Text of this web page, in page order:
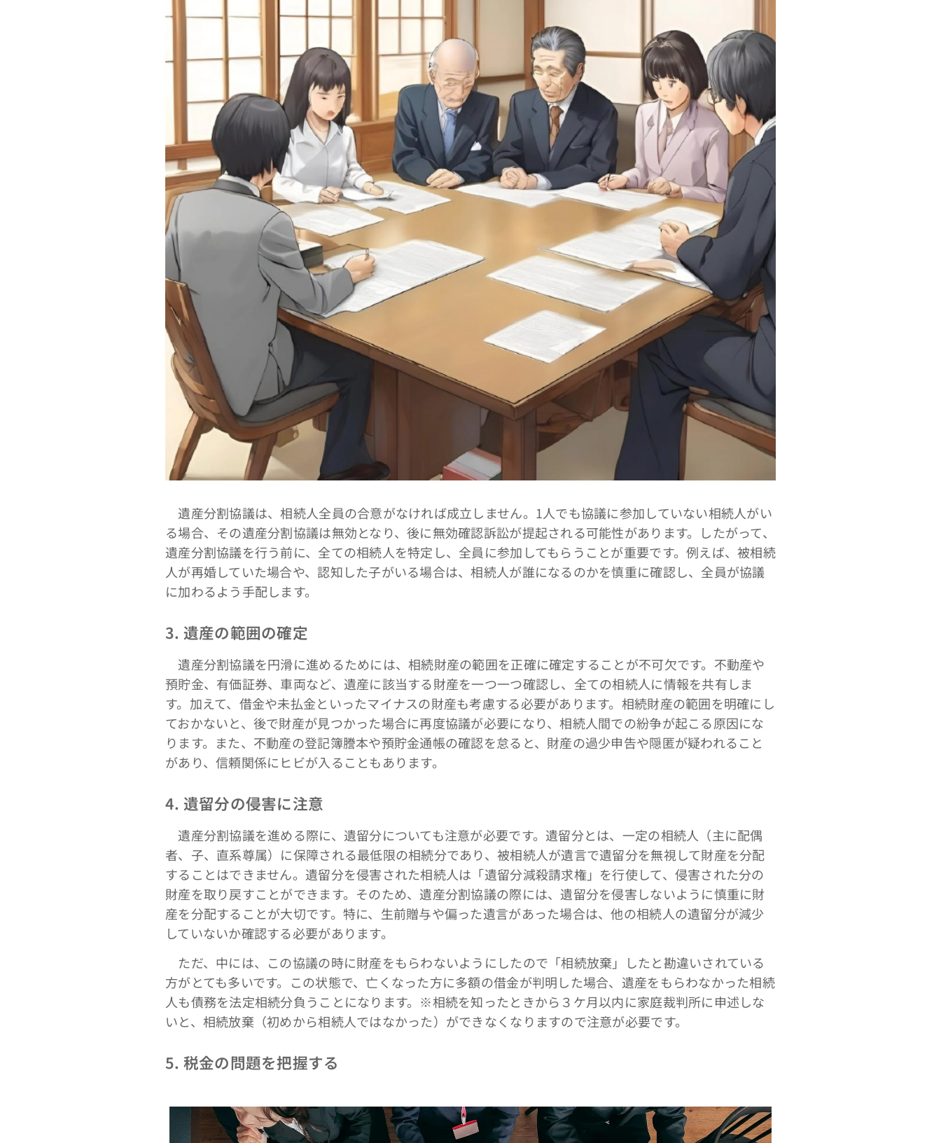
遺産分割協議は、相続人全員の合意がなければ成立しません。1人でも協議に参加していない相続人がい
る場合、その遺産分割協議は無効となり、後に無効確認訴訟が提起される可能性があります。したがって、
遺産分割協議を行う前に、全ての相続人を特定し、全員に参加してもらうことが重要です。例えば、被相続
人が再婚していた場合や、認知した子がいる場合は、相続人が誰になるのかを慎重に確認し、全員が協議
に加わるよう手配します。
3. 遺産の範囲の確定
遺産分割協議を円滑に進めるためには、相続財産の範囲を正確に確定することが不可欠です。不動産や
預貯金、有価証券、車両など、遺産に該当する財産を一つ一つ確認し、全ての相続人に情報を共有しま
す。加えて、借金や未払金といったマイナスの財産も考慮する必要があります。相続財産の範囲を明確にし
ておかないと、後で財産が見つかった場合に再度協議が必要になり、相続人間での紛争が起こる原因にな
ります。また、不動産の登記簿謄本や預貯金通帳の確認を怠ると、財産の過少申告や隠匿が疑われること
があり、信頼関係にヒビが入ることもあります。
4. 遺留分の侵害に注意
遺産分割協議を進める際に、遺留分についても注意が必要です。遺留分とは、一定の相続人（主に配偶
者、子、直系尊属）に保障される最低限の相続分であり、被相続人が遺言で遺留分を無視して財産を分配
することはできません。遺留分を侵害された相続人は「遺留分減殺請求権」を行使して、侵害された分の
財産を取り戻すことができます。そのため、遺産分割協議の際には、遺留分を侵害しないように慎重に財
産を分配することが大切です。特に、生前贈与や偏った遺言があった場合は、他の相続人の遺留分が減少
していないか確認する必要があります。
ただ、中には、この協議の時に財産をもらわないようにしたので「相続放棄」したと勘違いされている
方がとても多いです。この状態で、亡くなった方に多額の借金が判明した場合、遺産をもらわなかった相続
人も債務を法定相続分負うことになります。※相続を知ったときから３ケ月以内に家庭裁判所に申述しな
いと、相続放棄（初めから相続人ではなかった）ができなくなりますので注意が必要です。
5. 税金の問題を把握する